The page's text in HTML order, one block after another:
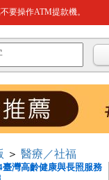
要操作ATM提款機。
＞ 醫療／社福
臺灣高齡健康與長照服務